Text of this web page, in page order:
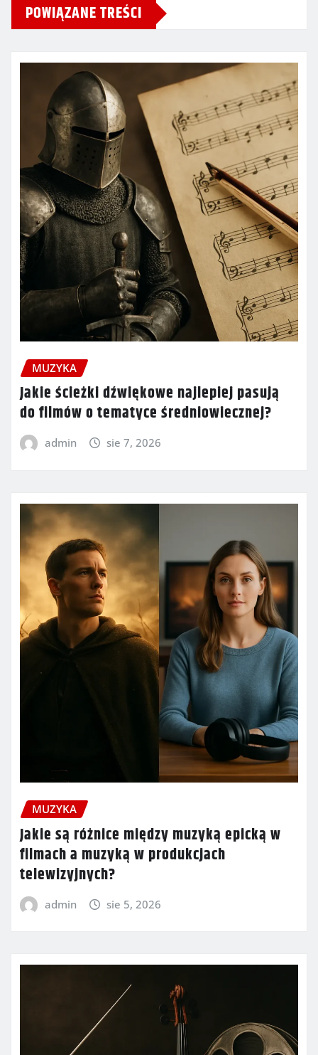
POWIĄZANE TREŚCI
MUZYKA
Jakie ścieżki dźwiękowe najlepiej pasują
do filmów o tematyce średniowiecznej?
admin sie 7, 2026
MUZYKA
Jakie są różnice między muzyką epicką w
filmach a muzyką w produkcjach
telewizyjnych?
admin sie 5, 2026